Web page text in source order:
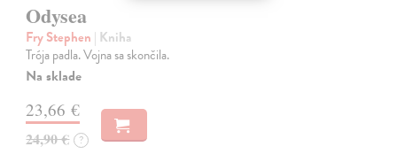
Odysea
Fry Stephen | Kniha
Trója padla. Vojna sa skončila.
Na sklade
23,66 €
24,90 € ?